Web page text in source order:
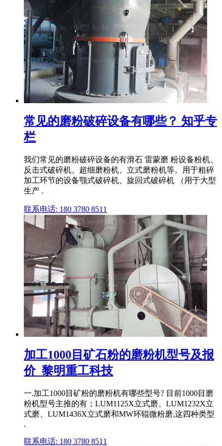
常见的磨粉破碎设备有哪些？ 知乎专
栏
我们常见的磨粉破碎设备的有滑石 雷蒙磨 粉设备粉机、
反击式破碎机、超细磨粉机、立式磨粉机等。用于粗碎
加工环节的设备颚式破碎机、旋回式破碎机 （用于大型
生产 .
联系电话: 180 3780 8511
加工1000目矿石粉的磨粉机型号及报
价_黎明重工科技
一.加工1000目矿粉的磨粉机有哪些型号? 目前1000目磨
粉机型号主推的有：LUM1125X立式磨、LUM1232X立
式磨、LUM1436X立式磨和MW环辊微粉磨,这四种类型
.
联系电话: 180 3780 8511